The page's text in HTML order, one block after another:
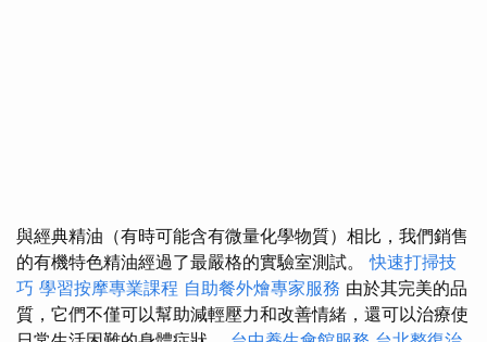
與經典精油（有時可能含有微量化學物質）相比，我們銷售
的有機特色精油經過了最嚴格的實驗室測試。快速打掃技
巧 學習按摩專業課程 自助餐外燴專家服務 由於其完美的品​​
質，它們不僅可以幫助減輕壓力和改善情緒，還可以治療使